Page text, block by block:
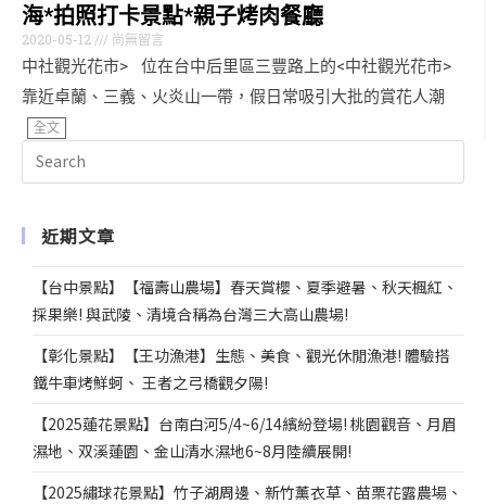
海*拍照打卡景點*親子烤肉餐廳
2020-05-12 尚無留言
中社觀光花市> 位在台中后里區三豐路上的<中社觀光花市>
靠近卓蘭、三義、火炎山一帶，假日常吸引大批的賞花人潮
全文
近期文章
【台中景點】【福壽山農場】春天賞櫻、夏季避暑、秋天楓紅、
採果樂! 與武陵、清境合稱為台灣三大高山農場!
【彰化景點】【王功漁港】生態、美食、觀光休閒漁港! 體驗搭
鐵牛車烤鮮蚵、 王者之弓橋觀夕陽!
【2025蓮花景點】台南白河5/4~6/14繽紛登場! 桃園觀音、月眉
濕地、双溪蓮園、金山清水濕地6~8月陸續展開!
【2025繡球花景點】竹子湖周邊、新竹薰衣草、苗栗花露農場、